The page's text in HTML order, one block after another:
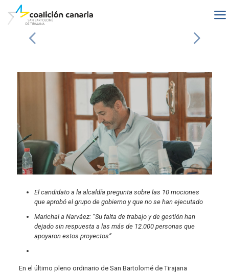
El candidato a la alcaldía pregunta sobre las 10 mociones
que aprobó el grupo de gobierno y que no se han ejecutado
Marichal a Narváez: “Su falta de trabajo y de gestión han
dejado sin respuesta a las más de 12.000 personas que
apoyaron estos proyectos”
En el último pleno ordinario de San Bartolomé de Tirajana